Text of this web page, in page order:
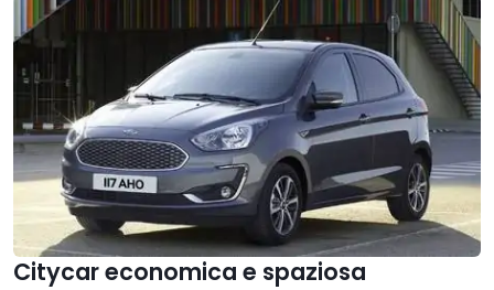
Citycar economica e spaziosa